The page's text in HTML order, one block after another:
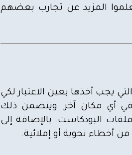
المزيد عن تجارب بعضهم
يجب أخذها بعين الاعتبار لكي
في أي مكان آخر. ويتضمن ذلك
البودكاست. بالإضافة إلى